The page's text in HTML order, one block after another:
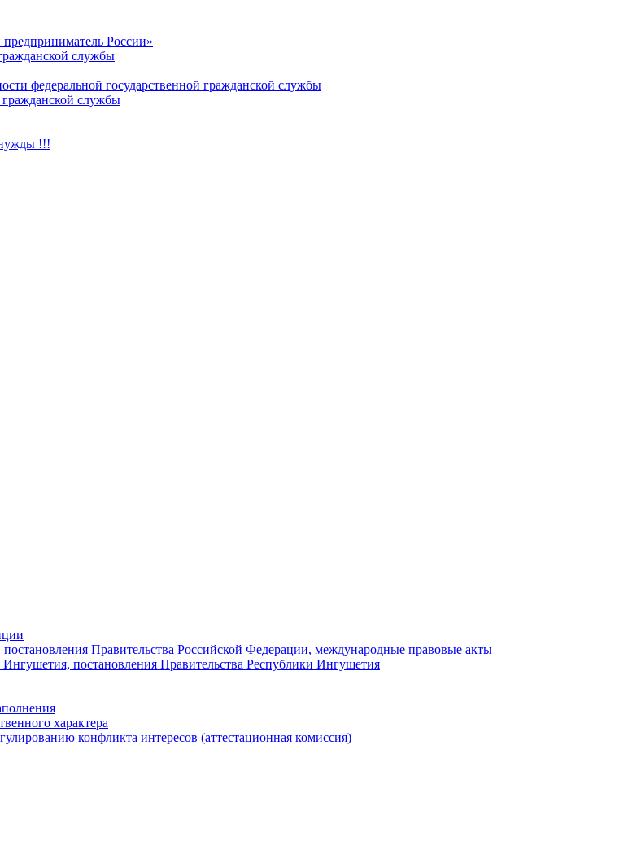
России»
службы
федеральной государственной гражданской службы
гражданской службы
!!!
Правительства Российской Федерации, международные правовые акты
постановления Правительства Республики Ингушетия
характера
конфликта интересов (аттестационная комиссия)